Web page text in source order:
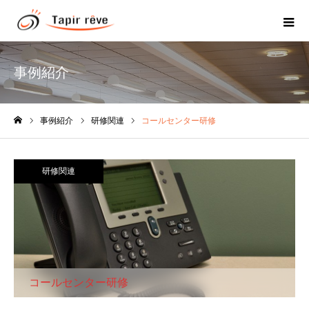
事例紹介
事例紹介 研修関連 コールセンター研修
研修関連
コールセンター研修